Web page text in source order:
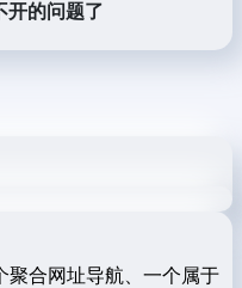
开的问题了
聚合网址导航、一个属于